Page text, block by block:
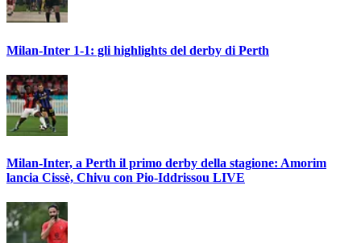
Milan-Inter 1-1: gli highlights del derby di Perth
Milan-Inter, a Perth il primo derby della stagione: Amorim
lancia Cissè, Chivu con Pio-Iddrissou LIVE